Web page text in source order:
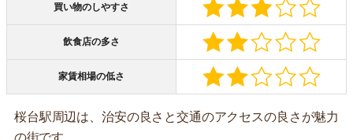
買い物のしやすさ
飲食店の多さ
家賃相場の低さ
桜台駅周辺は、治安の良さと交通のアクセスの良さが魅力
の街です。